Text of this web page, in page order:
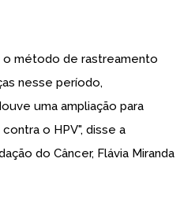
o método de rastreamento
nesse período,
uma ampliação para
o HPV", disse a
do Câncer, Flávia Miranda